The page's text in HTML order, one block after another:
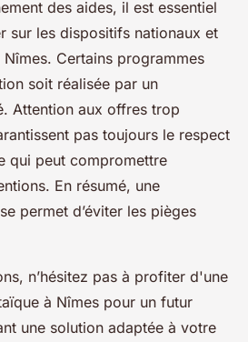
des aides, il est essentiel
sur les dispositifs nationaux et
Certains programmes
soit réalisée par un
Attention aux offres trop
pas toujours le respect
qui peut compromettre
En résumé, une
permet d’éviter les pièges
n’hésitez pas à profiter d'une
à Nîmes pour un futur
une solution adaptée à votre